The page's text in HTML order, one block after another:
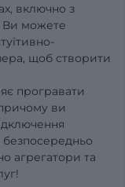
включно з
Ви можете
щоб створити
програвати
ви
безпосередньо
агрегатори та